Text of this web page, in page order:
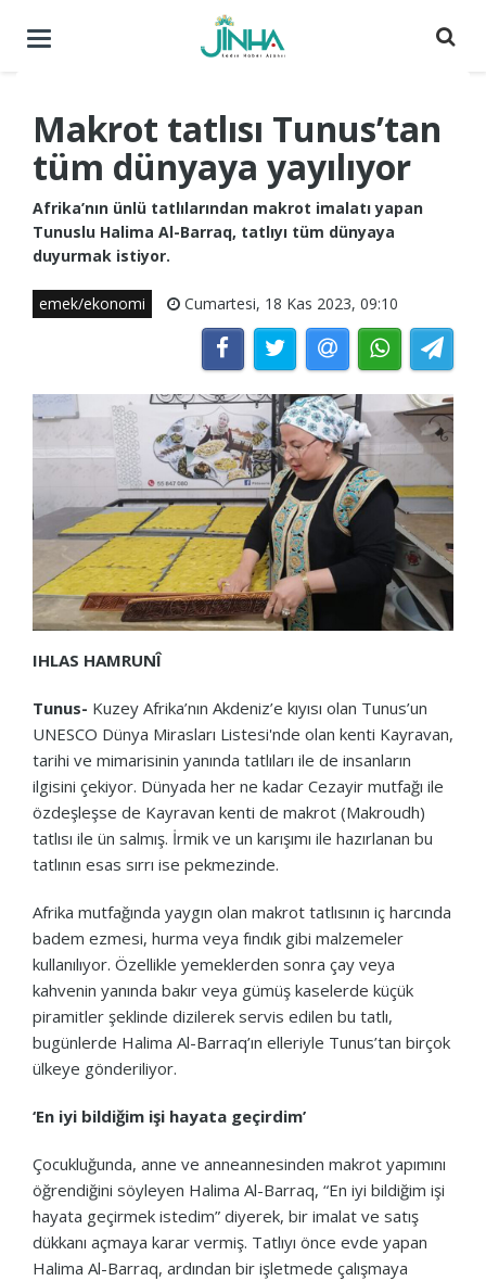
Menüyü
Makrot tatlısı Tunus’tan
tüm dünyaya yayılıyor
Afrika’nın ünlü tatlılarından makrot imalatı yapan
Tunuslu Halima Al-Barraq, tatlıyı tüm dünyaya
duyurmak istiyor.
emek/ekonomi Cumartesi, 18 Kas 2023, 09:10
IHLAS HAMRUNÎ
Tunus- Kuzey Afrika’nın Akdeniz’e kıyısı olan Tunus’un
UNESCO Dünya Mirasları Listesi'nde olan kenti Kayravan,
tarihi ve mimarisinin yanında tatlıları ile de insanların
ilgisini çekiyor. Dünyada her ne kadar Cezayir mutfağı ile
özdeşleşse de Kayravan kenti de makrot (Makroudh)
tatlısı ile ün salmış. İrmik ve un karışımı ile hazırlanan bu
tatlının esas sırrı ise pekmezinde.
Afrika mutfağında yaygın olan makrot tatlısının iç harcında
badem ezmesi, hurma veya fındık gibi malzemeler
kullanılıyor. Özellikle yemeklerden sonra çay veya
kahvenin yanında bakır veya gümüş kaselerde küçük
piramitler şeklinde dizilerek servis edilen bu tatlı,
bugünlerde Halima Al-Barraq’ın elleriyle Tunus’tan birçok
ülkeye gönderiliyor.
‘En iyi bildiğim işi hayata geçirdim’
Çocukluğunda, anne ve anneannesinden makrot yapımını
öğrendiğini söyleyen Halima Al-Barraq, “En iyi bildiğim işi
hayata geçirmek istedim” diyerek, bir imalat ve satış
dükkanı açmaya karar vermiş. Tatlıyı önce evde yapan
Halima Al-Barraq, ardından bir işletmede çalışmaya